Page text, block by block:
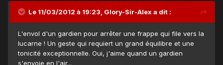
Le 11/03/2012 à 19:23, Glory-Sir-Alex a dit :
L'envol d'un gardien pour arrêter une frappe qui file vers la
lucarne ! Un geste qui requiert un grand équilibre et une
tonicité exceptionnelle. Oui, j'aime quand un gardien
s'envoie en l'air...